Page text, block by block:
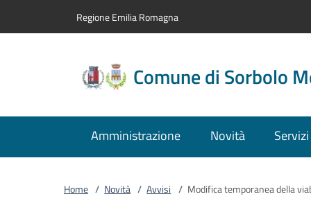
Regione Emilia Romagna
Comune di Sorbolo
Amministrazione Novità Servizi
Home / Novità / Avvisi / Modifica temporanea della